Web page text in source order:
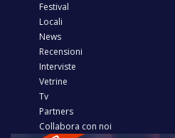
Festival
Locali
News
Recensioni
Interviste
Vetrine
Tv
Partners
Collabora con noi